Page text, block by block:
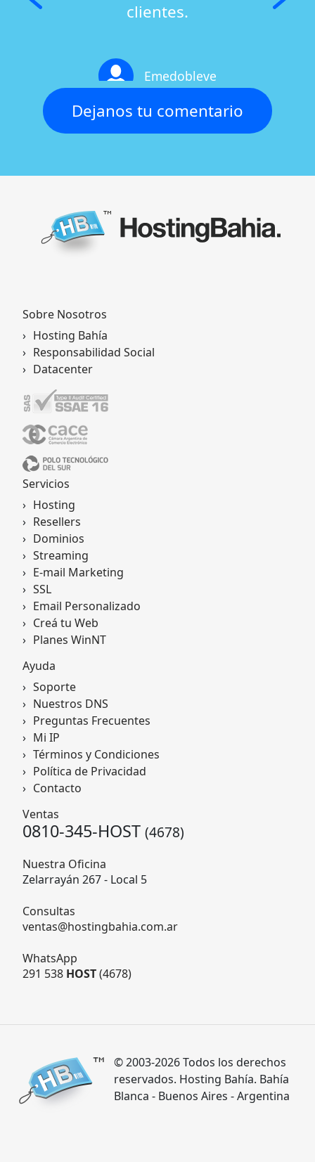
clientes.
Emedobleve
Dejanos tu comentario
Sobre Nosotros
Hosting Bahía
Responsabilidad Social
Datacenter
Servicios
Hosting
Resellers
Dominios
Streaming
E-mail Marketing
SSL
Email Personalizado
Creá tu Web
Planes WinNT
Ayuda
Soporte
Nuestros DNS
Preguntas Frecuentes
Mi IP
Términos y Condiciones
Política de Privacidad
Contacto
Ventas
0810-345-HOST (4678)
Nuestra Oficina
Zelarrayán 267 - Local 5
Consultas
ventas@hostingbahia.com.ar
WhatsApp
291 538 HOST(4678)
© 2003-2026 Todos los derechos
reservados. Hosting Bahía. Bahía
Blanca - Buenos Aires - Argentina